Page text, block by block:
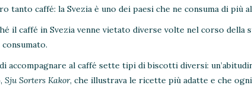
tanto caffé: la Svezia è uno dei paesi che ne consuma di più
il caffé in Svezia venne vietato diverse volte nel corso
di accompagnare al caffé sette tipi di biscotti diversi:
Sju Sorters Kakor, che illustrava le ricette più adatte e che